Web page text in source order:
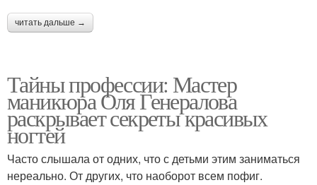
читать дальше →
Тайны профессии: Мастер
маникюра Оля Генералова
раскрывает секреты красивых
ногтей
Часто слышала от одних, что с детьми этим заниматься
нереально. От других, что наоборот всем пофиг.